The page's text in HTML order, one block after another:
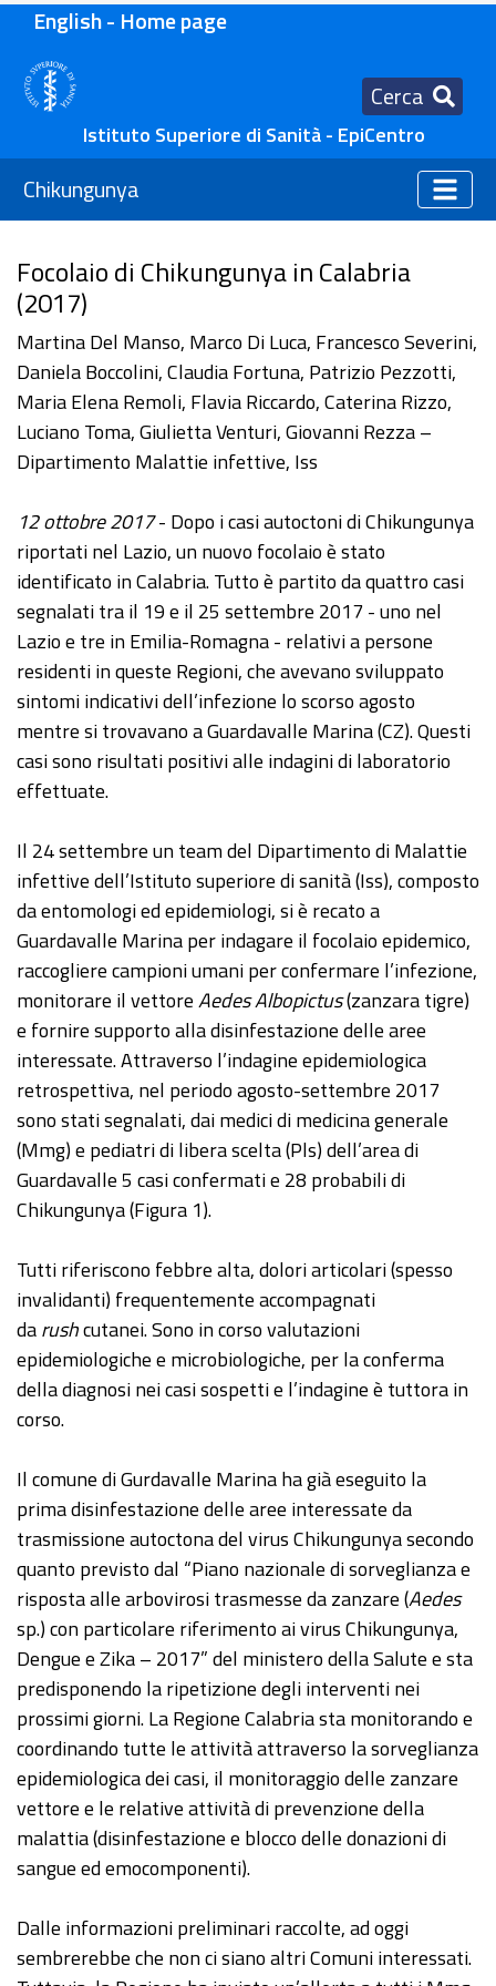
English - Home page
Cerca
Istituto Superiore di Sanità - EpiCentro
Chikungunya
Focolaio di Chikungunya in Calabria
(2017)
Martina Del Manso, Marco Di Luca, Francesco Severini,
Daniela Boccolini, Claudia Fortuna, Patrizio Pezzotti,
Maria Elena Remoli, Flavia Riccardo, Caterina Rizzo,
Luciano Toma, Giulietta Venturi, Giovanni Rezza –
Dipartimento Malattie infettive, Iss
12 ottobre 2017- Dopo i casi autoctoni di Chikungunya
riportati nel Lazio, un nuovo focolaio è stato
identificato in Calabria. Tutto è partito da quattro casi
segnalati tra il 19 e il 25 settembre 2017 - uno nel
Lazio e tre in Emilia-Romagna - relativi a persone
residenti in queste Regioni, che avevano sviluppato
sintomi indicativi dell’infezione lo scorso agosto
mentre si trovavano a Guardavalle Marina (CZ). Questi
casi sono risultati positivi alle indagini di laboratorio
effettuate.
Il 24 settembre un team del Dipartimento di Malattie
infettive dell’Istituto superiore di sanità (Iss), composto
da entomologi ed epidemiologi, si è recato a
Guardavalle Marina per indagare il focolaio epidemico,
raccogliere campioni umani per confermare l’infezione,
monitorare il vettoreAedes Albopictus(zanzara tigre)
e fornire supporto alla disinfestazione delle aree
interessate. Attraverso l’indagine epidemiologica
retrospettiva, nel periodo agosto-settembre 2017
sono stati segnalati, dai medici di medicina generale
(Mmg) e pediatri di libera scelta (Pls) dell’area di
Guardavalle 5 casi confermati e 28 probabili di
Chikungunya (Figura 1).
Tutti riferiscono febbre alta, dolori articolari (spesso
invalidanti) frequentemente accompagnati
darushcutanei. Sono in corso valutazioni
epidemiologiche e microbiologiche, per la conferma
della diagnosi nei casi sospetti e l’indagine è tuttora in
corso.
Il comune di Gurdavalle Marina ha già eseguito la
prima disinfestazione delle aree interessate da
trasmissione autoctona del virus Chikungunya secondo
quanto previsto dal “Piano nazionale di sorveglianza e
risposta alle arbovirosi trasmesse da zanzare (Aedes
sp.) con particolare riferimento ai virus Chikungunya,
Dengue e Zika – 2017” del ministero della Salute e sta
predisponendo la ripetizione degli interventi nei
prossimi giorni. La Regione Calabria sta monitorando e
coordinando tutte le attività attraverso la sorveglianza
epidemiologica dei casi, il monitoraggio delle zanzare
vettore e le relative attività di prevenzione della
malattia (disinfestazione e blocco delle donazioni di
sangue ed emocomponenti).
Dalle informazioni preliminari raccolte, ad oggi
sembrerebbe che non ci siano altri Comuni interessati.